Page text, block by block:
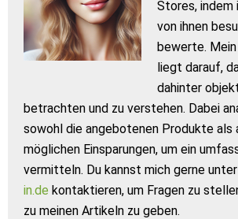
Stores, indem
von ihnen
bewerte.
liegt darauf,
dahinter
betrachten und zu verstehen. Dabei
sowohl die angebotenen Produkte als
möglichen Einsparungen, um ein
vermitteln. Du kannst mich gerne unter
in.de kontaktieren, um Fragen zu
zu meinen Artikeln zu geben.